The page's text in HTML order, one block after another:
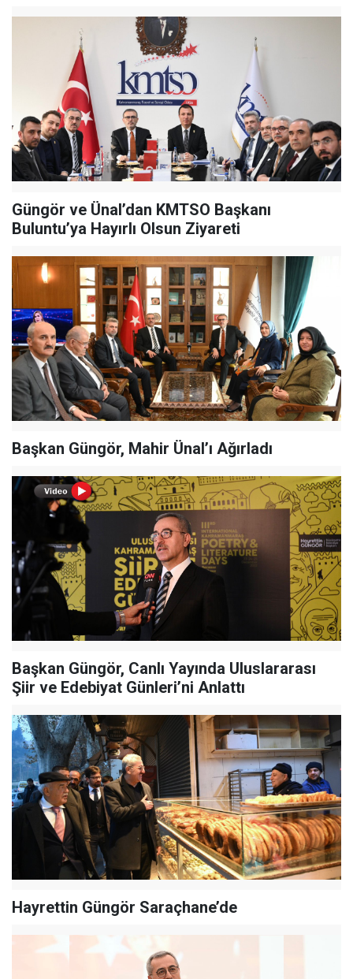
Güngör ve Ünal’dan KMTSO Başkanı
Buluntu’ya Hayırlı Olsun Ziyareti
Başkan Güngör, Mahir Ünal’ı Ağırladı
Başkan Güngör, Canlı Yayında Uluslararası
Şiir ve Edebiyat Günleri’ni Anlattı
Hayrettin Güngör Saraçhane’de